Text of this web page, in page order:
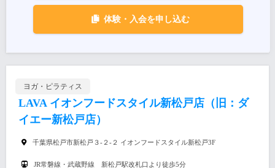
体験・入会を申し込む
ヨガ・ピラティス
LAVA イオンフードスタイル新松戸店（旧：ダ
イエー新松戸店）
千葉県松戸市新松戸３-２-２ イオンフードスタイル新松戸3F
JR常磐線・武蔵野線 新松戸駅改札口より徒歩5分